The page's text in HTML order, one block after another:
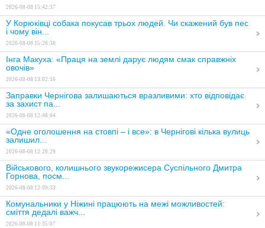
2026-08-08 15:42:37
У Корюківці собака покусав трьох людей. Чи скажений був пес
і чому він...
2026-08-08 15:28:38
Інга Макуха: «Праця на землі дарує людям смак справжніх
овочів»
2026-08-08 13:02:16
Заправки Чернігова залишаються вразливими: хто відповідає
за захист па...
2026-08-08 12:48:04
«Одне оголошення на стовпі – і все»: в Чернігові кілька вулиць
залишил...
2026-08-08 12:28:29
Військового, колишнього звукорежисера Суспільного Дмитра
Горнова, посм...
2026-08-08 12:09:33
Комунальники у Ніжині працюють на межі можливостей:
сміття дедалі важч...
2026-08-08 11:35:07